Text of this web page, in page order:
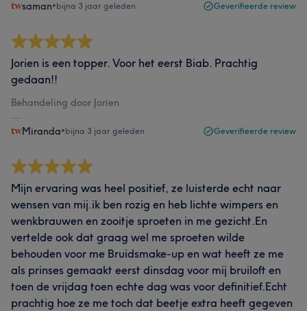
saman•bijna 3 jaar geleden Geverifieerde review
Jorien is een topper. Voor het eerst Biab. Prachtig
gedaan!!
Behandeling door Jorien
Miranda•bijna 3 jaar geleden Geverifieerde review
Mijn ervaring was heel positief, ze luisterde echt naar
wensen van mij.ik ben rozig en heb lichte wimpers en
wenkbrauwen en zooitje sproeten in me gezicht.En
vertelde ook dat graag wel me sproeten wilde
behouden voor me Bruidsmake-up en wat heeft ze me
als prinses gemaakt eerst dinsdag voor mij bruiloft en
toen de vrijdag toen echte dag was voor definitief.Echt
prachtig hoe ze me toch dat beetje extra heeft gegeven